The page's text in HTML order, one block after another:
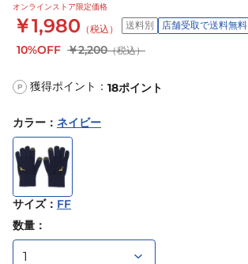
オンラインストア限定価格
￥1,980 （税込） 送料別 店舗受取で送料無料
10%OFF ￥2,200（税込）
P 獲得ポイント： 18ポイント
カラー ： ネイビー
サイズ： FF
数量：